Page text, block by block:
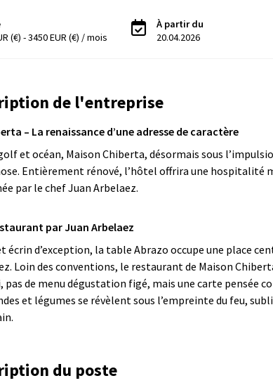
(€) - 3450 EUR (€) / mois
À partir du
20.04.2026
de l'entreprise
– La renaissance d’une adresse de caractère
et océan, Maison Chiberta, désormais sous
Entièrement rénové, l’hôtel offrira une hospitalité
par le chef Juan Arbelaez.
par Juan Arbelaez
écrin d’exception, la table Abrazo occupe une place
Loin des conventions, le restaurant de Maison
pas de menu dégustation figé, mais une carte pensée
et légumes se révèlent sous l’empreinte du feu,
du poste